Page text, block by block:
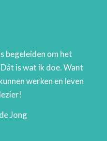
begeleiden om het
is wat ik doe. Want
werken en leven
Jong